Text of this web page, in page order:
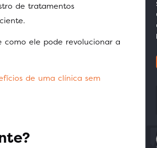
de tratamentos
como ele pode revolucionar a
de uma clínica sem